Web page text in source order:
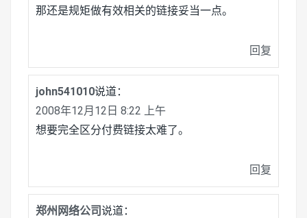
那还是规矩做有效相关的链接妥当一点。
回复
john541010说道：
2008年12月12日 8:22 上午
想要完全区分付费链接太难了。
回复
郑州网络公司说道：